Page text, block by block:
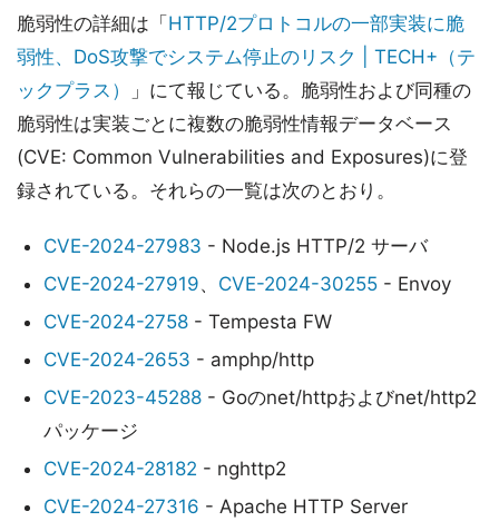
脆弱性の詳細は「HTTP/2プロトコルの一部実装に脆
弱性、DoS攻撃でシステム停止のリスク | TECH+（テ
ックプラス）
」にて報じている。脆弱性および同種の
脆弱性は実装ごとに複数の脆弱性情報データベース
(CVE: Common Vulnerabilities and Exposures)に登
録されている。それらの一覧は次のとおり。
CVE-2024-27983 - Node.js HTTP/2 サーバ
CVE-2024-27919、 CVE-2024-30255- Envoy
CVE-2024-2758- Tempesta FW
CVE-2024-2653 - amphp/http
CVE-2023-45288- Goのnet/httpおよびnet/http2
パッケージ
CVE-2024-28182 - nghttp2
CVE-2024-27316 - Apache HTTP Server